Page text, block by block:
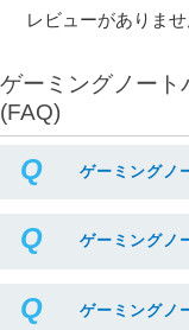
レビューがありま
ゲーミングノート
(FAQ)
ゲーミングノ
ゲーミングノ
ゲーミングノ